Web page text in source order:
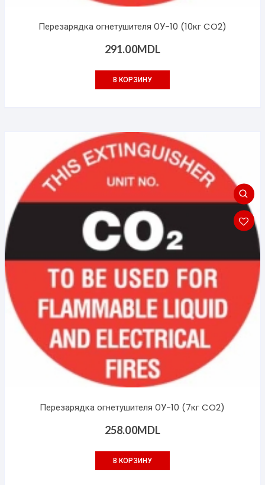
Перезарядка огнетушителя ОУ-10 (10кг CO2)
291.00MDL
В КОРЗИНУ
Перезарядка огнетушителя ОУ-10 (7кг CO2)
258.00MDL
В КОРЗИНУ